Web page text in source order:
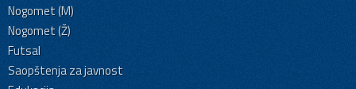
Nogomet (M)
Nogomet (Ž)
Futsal
Saopštenja za javnost